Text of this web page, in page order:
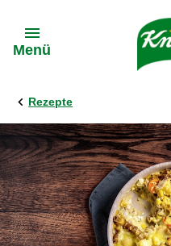
Menü
Rezepte